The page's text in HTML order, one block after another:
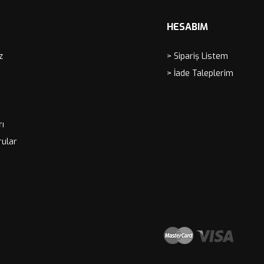
HESABIM
> Sipariş Listem
> İade Taleplerim